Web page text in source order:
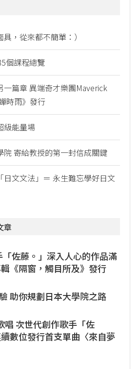
，從來都不簡單：）
個課程總覽
一篇章 異端奇才樂團Maverick
時雨》發行
級能量場
院 寄給教授的第一封信成關鍵
日文文法」＝ 永生難忘學好日文
章
佐藤。」深入人心的作品滿
《隔窗，觸目所及》發行
助你規劃日本大學院之路
唱 次世代創作歌手「佐
數位發行首支單曲〈來自夢